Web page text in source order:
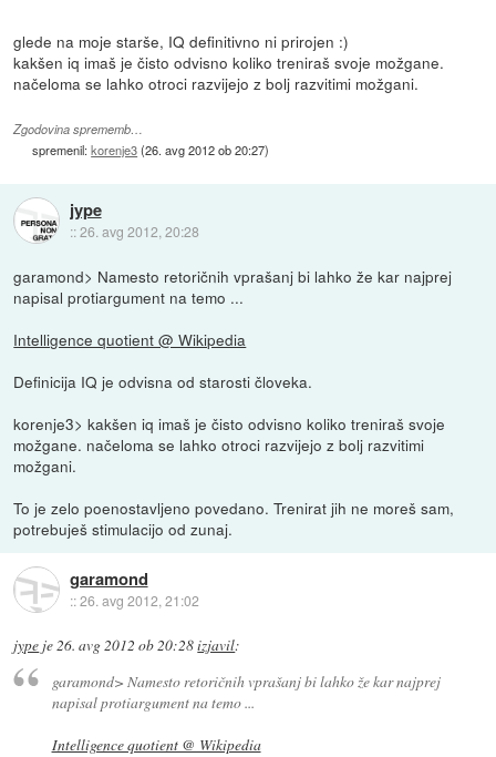
glede na moje starše, IQ definitivno ni prirojen :)
kakšen iq imaš je čisto odvisno koliko treniraš svoje možgane.
načeloma se lahko otroci razvijejo z bolj razvitimi možgani.
Zgodovina sprememb…
spremenil:korenje3(26. avg 2012 ob 20:27)
jype
::26. avg 2012, 20:28
garamond> Namesto retoričnih vprašanj bi lahko že kar najprej
napisal protiargument na temo ...
Intelligence quotient @ Wikipedia
Definicija IQ je odvisna od starosti človeka.
korenje3> kakšen iq imaš je čisto odvisno koliko treniraš svoje
možgane. načeloma se lahko otroci razvijejo z bolj razvitimi
možgani.
To je zelo poenostavljeno povedano. Trenirat jih ne moreš sam,
potrebuješ stimulacijo od zunaj.
garamond
::26. avg 2012, 21:02
jype je26. avg 2012 ob 20:28izjavil:
garamond> Namesto retoričnih vprašanj bi lahko že kar najprej
napisal protiargument na temo ...
Intelligence quotient @ Wikipedia